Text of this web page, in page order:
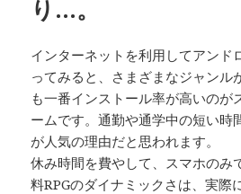
り…。
インターネットを利用してアンド
ってみると、さまざまなジャンル
も一番インストール率が高いのが
ームです。通勤や通学中の短い時
が人気の理由だと思われます。
休み時間を費やして、スマホのみ
料RPGのダイナミックさは、実際